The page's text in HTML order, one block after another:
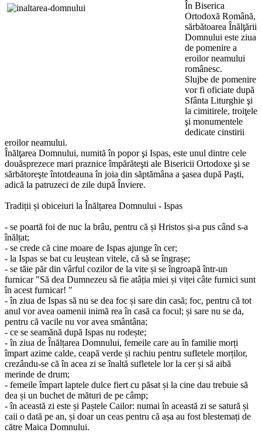
În Biserica
Ortodoxă Română,
sărbătoarea Înălţării
Domnului este ziua
de pomenire a
eroilor neamului
românesc.
Slujbe de pomenire
vor fi oficiate după
Sfânta Liturghie şi
la cimitirele, troiţele
şi monumentele
dedicate cinstirii
eroilor neamului.
Înălţarea Domnului, numită în popor şi Ispas, este unul dintre cele
douăsprezece mari praznice împărăteşti ale Bisericii Ortodoxe şi se
sărbătoreşte întotdeauna în joia din săptămâna a şasea după Paşti,
adică la patruzeci de zile după Înviere.
Tradiții și obiceiuri la Înălțarea Domnului - Ispas
- se poartă foi de nuc la brâu, pentru că și Hristos și-a pus când s-a
înălțat;
- se crede că cine moare de Ispas ajunge în cer;
- la Ispas se bat cu leuștean vitele, că să se îngrașe;
- se tăie păr din vârful cozilor de la vite și se îngroapă într-un
furnicar "Să dea Dumnezeu să fie atâția miei și viței câte furnici sunt
în acest furnicar! "
- în ziua de Ispas să nu se dea foc și sare din casă; foc, pentru că tot
anul vor avea oamenii inimă rea în casă ca focul; și sare nu se da,
pentru că vacile nu vor avea smântâna;
- ce se seamănă după Ispas nu rodește;
- în ziua de Înălțarea Domnului, femeile care au în familie morți
împart azime calde, ceapă verde și rachiu pentru sufletele morților,
crezându-se că în acea zi se înaltă sufletele lor la cer și să aibă
merinde de drum;
- femeile împart laptele dulce fiert cu păsat și la cine dau trebuie să
dea și un buchet de mături de pe câmp;
- în această zi este și Paștele Cailor: numai în această zi se satură și
caii o dată pe an, și doar un ceas pentru că așa au fost blestemați de
către Maica Domnului.